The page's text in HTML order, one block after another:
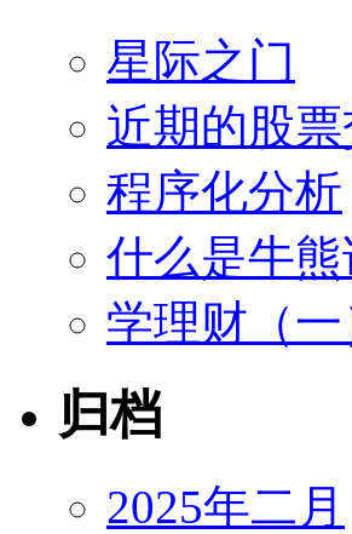
星际之门
近期的股
程序化分析
什么是牛熊
学理财（
归档
2025年二月